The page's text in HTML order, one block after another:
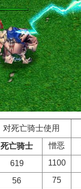
对死亡骑士使用
死亡骑士 憎恶
619 1100
56 75